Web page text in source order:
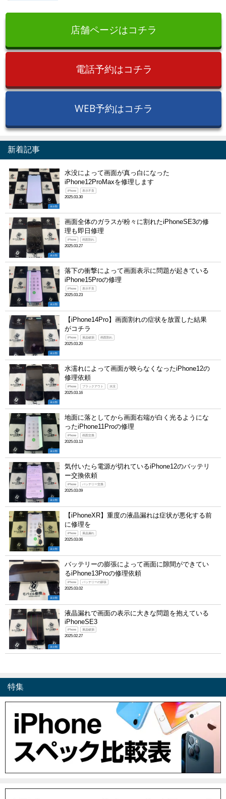
店舗ページはコチラ
電話予約はコチラ
WEB予約はコチラ
新着記事
未分類
水没によって画面が真っ白になった
iPhone12ProMaxを修理します
iPhone 表示不良
2025.03.30
未分類
画面全体のガラスが粉々に割れたiPhoneSE3の修
理も即日修理
iPhone 画面割れ
2025.03.27
未分類
落下の衝撃によって画面表示に問題が起きている
iPhone15Proの修理
iPhone 表示不良
2025.03.23
未分類
【iPhone14Pro】画面割れの症状を放置した結果
がコチラ
iPhone 液晶破損 画面割れ
2025.03.20
未分類
水濡れによって画面が映らなくなったiPhone12の
修理依頼
iPhone ブラックアウト 水没
2025.03.16
未分類
地面に落としてから画面右端が白く光るようにな
ったiPhone11Proの修理
iPhone 画面交換
2025.03.13
未分類
気付いたら電源が切れているiPhone12のバッテリ
ー交換依頼
iPhone バッテリー交換
2025.03.09
未分類
【iPhoneXR】重度の液晶漏れは症状が悪化する前
に修理を
iPhone 液晶漏れ
2025.03.06
未分類
バッテリーの膨張によって画面に隙間ができてい
るiPhone13Proの修理依頼
iPhone バッテリーの膨張
2025.03.02
未分類
液晶漏れで画面の表示に大きな問題を抱えている
iPhoneSE3
iPhone 液晶破損
2025.02.27
特集